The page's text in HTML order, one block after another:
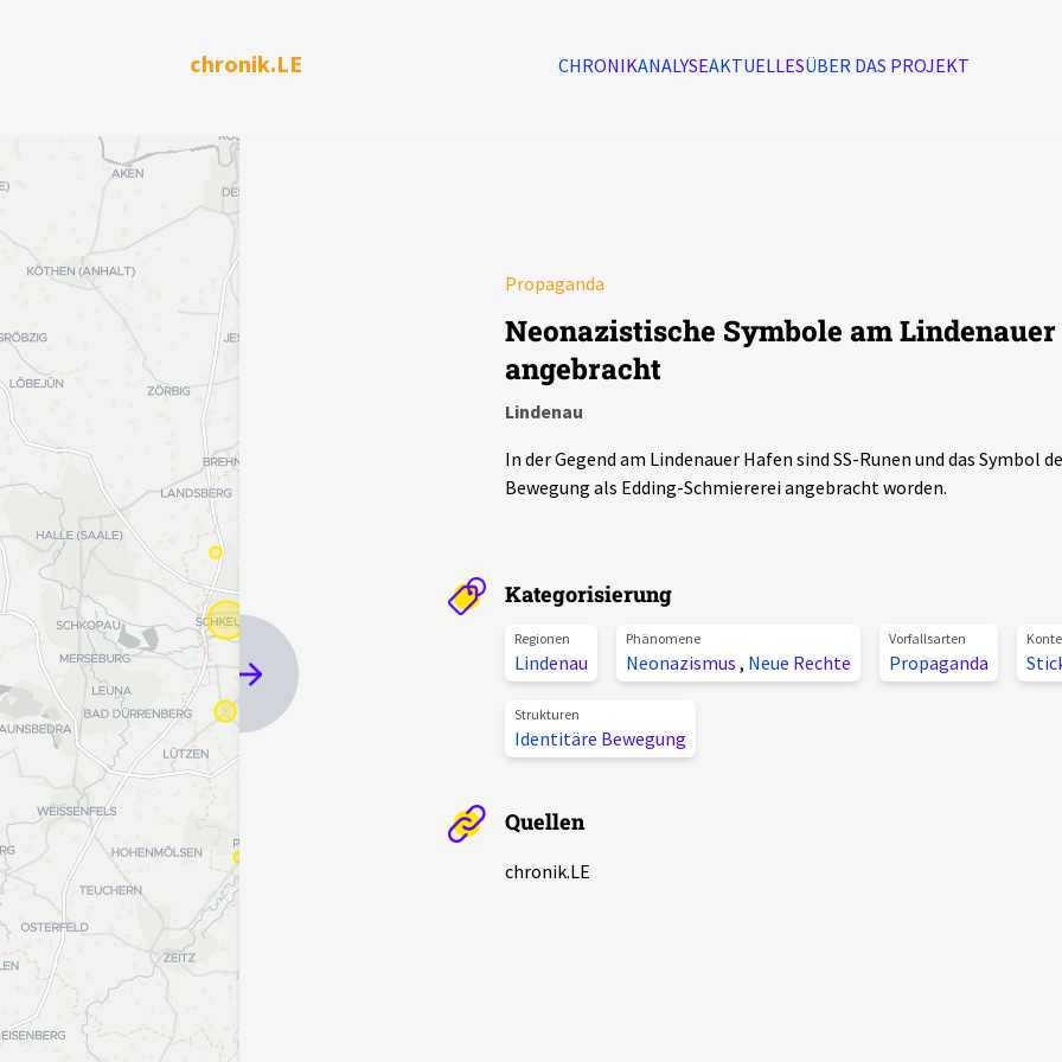
chronik.LE CHRONIKANALYSEAKTUELLESÜBER DAS PROJEKT
Propaganda
Neonazistische Symbole am
angebracht
Lindenau
In der Gegend am Lindenauer Hafen sind SS-Runen und das Symbol
Bewegung als Edding-Schmiererei angebracht worden.
Kategorisierung
Regionen
Lindenau
Phänomene
Neonazismus , Neue Rechte
Vorfallsarten
Propaganda
Strukturen
Identitäre Bewegung
Quellen
chronik.LE